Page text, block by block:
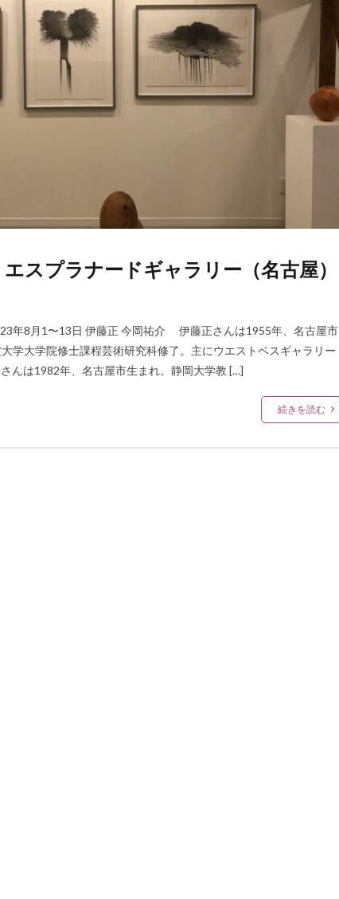
スプラナードギャラリー（名古屋）
年8月1〜13日 伊藤正 今岡祐介 伊藤正さんは1955年、名古屋市
学大学院修士課程芸術研究科修了。主にウエストベスギャラリー
んは1982年、名古屋市生まれ。静岡大学教 […]
続きを読む